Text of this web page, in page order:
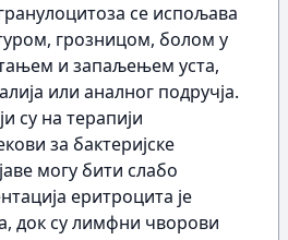
се испољава
грозницом, болом у
и запаљењем уста,
или аналног подручја.
су на терапији
за бактеријске
могу бити слабо
еритроцита је
док су лимфни чворови